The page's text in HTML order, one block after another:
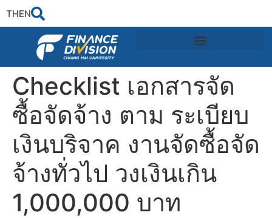
THEN
Checklist เอกสารจัด
ซื้อจัดจ้าง ตาม ระเบียบ
เงินบริจาค งานจัดซื้อจัด
จ้างทั่วไป วงเงินเกิน
1,000,000 บาท